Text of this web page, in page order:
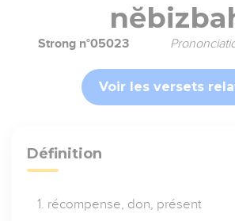
Strong n°05023
Voir les versets
Définition
récompense, don, présent